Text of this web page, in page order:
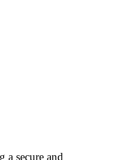
a secure and